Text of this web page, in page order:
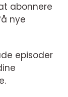
abonnere
nye
episoder